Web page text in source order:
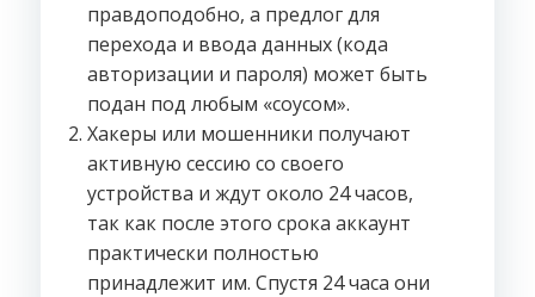
правдоподобно, а предлог для
перехода и ввода данных (кода
авторизации и пароля) может быть
подан под любым «соусом».
Хакеры или мошенники получают
активную сессию со своего
устройства и ждут около 24 часов,
так как после этого срока аккаунт
практически полностью
принадлежит им. Спустя 24 часа они